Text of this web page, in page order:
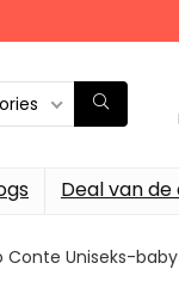
Deal van de
Uniseks-